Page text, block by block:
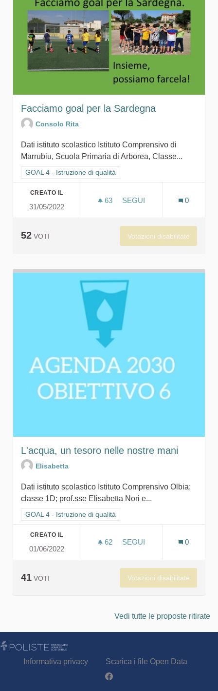
Facciamo goal per la Sardegna
Consolo Rita
Dati istituto scolastico Istituto Comprensivo di
Marrubiu, Scuola Primaria di Arborea, Classe...
Filtra i risultati per categoria: GOAL 4 - Istruzione di qualità
GOAL 4 - Istruzione di qualità
CREATO IL
31/05/2022
63 63 SOSTENITORI
SEGUI
0
52 VOTI Votazioni disabilitate
L'acqua, un tesoro nelle nostre mani
Elisabetta
Dati istituto scolastico Istituto Comprensivo Olbia;
classe 1D; prof.sse Elisabetta Nori e...
Filtra i risultati per categoria: GOAL 4 - Istruzione di qualità
GOAL 4 - Istruzione di qualità
CREATO IL
01/06/2022
62 62 SOSTENITORI
SEGUI
0
41 VOTI Votazioni disabilitate
Vedi tutte le proposte ritirate
Informativa privacy
Scarica i file Open Data
Partecipa - Poliste su Facebook